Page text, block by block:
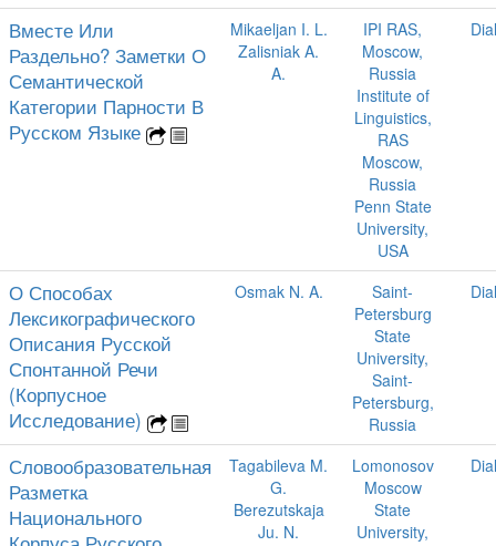
Вместе Или
Раздельно? Заметки О
Семантической
Категории Парности В
Русском Языке
Mikaeljan I. L.
Zalisniak A.
A.
IPI RAS,
Moscow,
Russia
Institute of
Linguistics,
RAS
Moscow,
Russia
Penn State
University,
USA
О Способах
Лексикографического
Описания Русской
Спонтанной Речи
(Корпусное
Исследование)
Osmak N. A.
Saint-
Petersburg
State
University,
Saint-
Petersburg,
Russia
Словообразовательная
Разметка
Национального
Tagabileva M.
G.
Berezutskaja
Ju. N.
Lomonosov
Moscow
State
University,